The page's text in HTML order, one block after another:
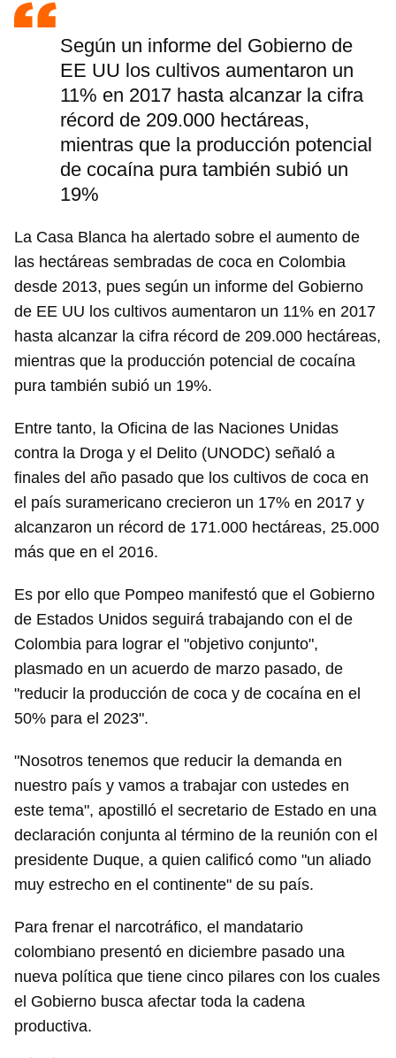
Según un informe del Gobierno de
EE UU los cultivos aumentaron un
11% en 2017 hasta alcanzar la cifra
récord de 209.000 hectáreas,
mientras que la producción potencial
de cocaína pura también subió un
19%
La Casa Blanca ha alertado sobre el aumento de
las hectáreas sembradas de coca en Colombia
desde 2013, pues según un informe del Gobierno
de EE UU los cultivos aumentaron un 11% en 2017
hasta alcanzar la cifra récord de 209.000 hectáreas,
mientras que la producción potencial de cocaína
pura también subió un 19%.
Entre tanto, la Oficina de las Naciones Unidas
contra la Droga y el Delito (UNODC) señaló a
finales del año pasado que los cultivos de coca en
el país suramericano crecieron un 17% en 2017 y
alcanzaron un récord de 171.000 hectáreas, 25.000
más que en el 2016.
Es por ello que Pompeo manifestó que el Gobierno
de Estados Unidos seguirá trabajando con el de
Colombia para lograr el "objetivo conjunto",
plasmado en un acuerdo de marzo pasado, de
"reducir la producción de coca y de cocaína en el
50% para el 2023".
"Nosotros tenemos que reducir la demanda en
nuestro país y vamos a trabajar con ustedes en
este tema", apostilló el secretario de Estado en una
declaración conjunta al término de la reunión con el
presidente Duque, a quien calificó como "un aliado
muy estrecho en el continente" de su país.
Para frenar el narcotráfico, el mandatario
colombiano presentó en diciembre pasado una
nueva política que tiene cinco pilares con los cuales
el Gobierno busca afectar toda la cadena
productiva.